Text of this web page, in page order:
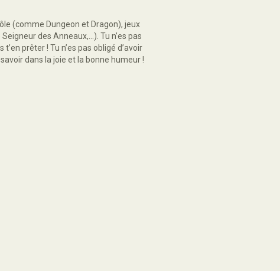
(comme Dungeon et Dragon), jeux
des Anneaux,...). Tu n’es pas
prêter ! Tu n’es pas obligé d’avoir
dans la joie et la bonne humeur !